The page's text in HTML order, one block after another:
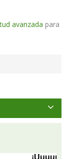
avanzada para